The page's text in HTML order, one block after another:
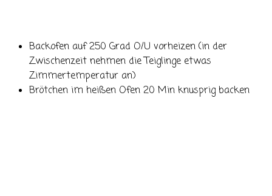
Backofen auf 250 Grad O/U vorheizen (in der
Zwischenzeit nehmen die Teiglinge etwas
Zimmertemperatur an)
Brötchen im heißen Ofen 20 Min knusprig backen